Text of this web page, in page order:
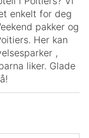
enkelt for deg
pakker og
Her kan
,
liker. Glade